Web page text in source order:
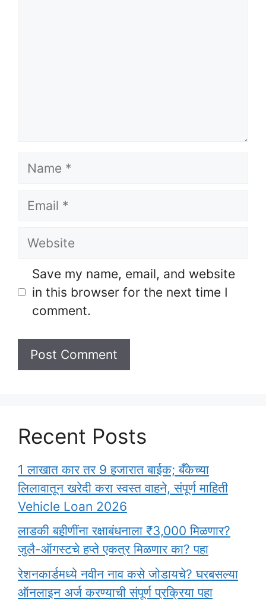
Name
Email
Website
Save my name, email, and website
in this browser for the next time I
comment.
Recent Posts
1 लाखात कार तर 9 हजारात बाईक; बँकेच्या
लिलावातून खरेदी करा स्वस्त वाहने, संपूर्ण माहिती
Vehicle Loan 2026
लाडकी बहीणींना रक्षाबंधनाला ₹3,000 मिळणार?
जुलै-ऑगस्टचे हप्ते एकत्र मिळणार का? पहा
रेशनकार्डमध्ये नवीन नाव कसे जोडायचे? घरबसल्या
ऑनलाइन अर्ज करण्याची संपूर्ण प्रक्रिया पहा